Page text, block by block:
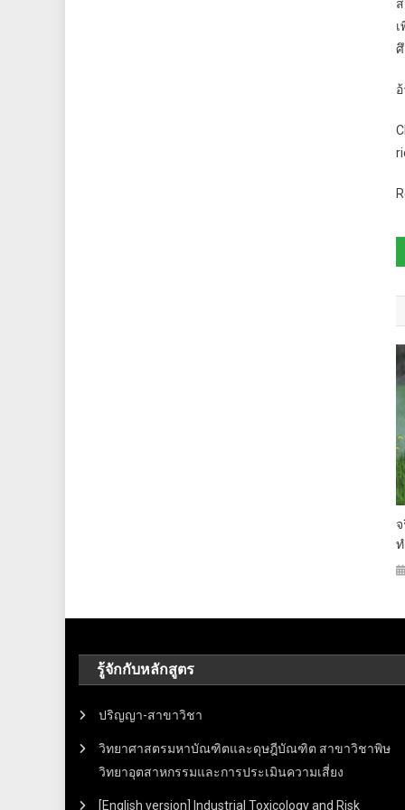
รู้จักกับหลักสูตร
ปริญญา-สาขาวิชา
วิทยาศาสตรมหาบัณฑิตและดุษฎีบัณฑิต สาขาวิชาพิษ
วิทยาอุตสาหกรรมและการประเมินความเสี่ยง
[English version] Industrial Toxicology and Risk